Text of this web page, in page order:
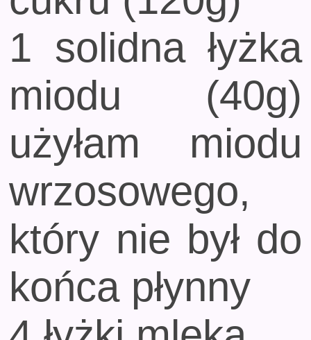
1 solidna łyżka
miodu (40g)
użyłam miodu
wrzosowego,
który nie był do
końca płynny